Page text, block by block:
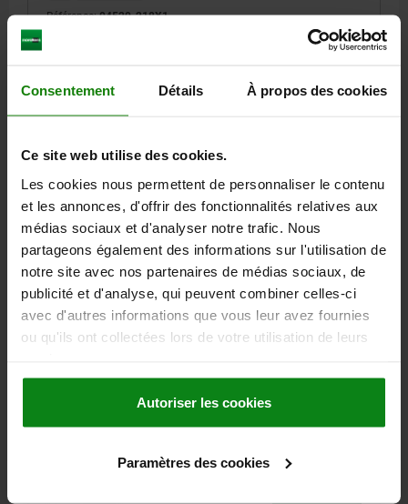
Consentement Détails À propos des cookies
Ce site web utilise des cookies.
Les cookies nous permettent de personnaliser le contenu
et les annonces, d'offrir des fonctionnalités relatives aux
médias sociaux et d'analyser notre trafic. Nous
partageons également des informations sur l'utilisation de
notre site avec nos partenaires de médias sociaux, de
publicité et d'analyse, qui peuvent combiner celles-ci
avec d'autres informations que vous leur avez fournies
ou qu'ils ont collectées lors de votre utilisation de leurs
Autoriser les cookies
Paramètres des cookies
Référence:04520-218X1
hors frais d’envoi
CRAMPON PLAQUEUR DROITE, MORS PLAN, A=10
32X132, ACIER
LARGEUR=32 MODÈLE 1=‡ DROITE
MODÈLE 2=MORS PLAN